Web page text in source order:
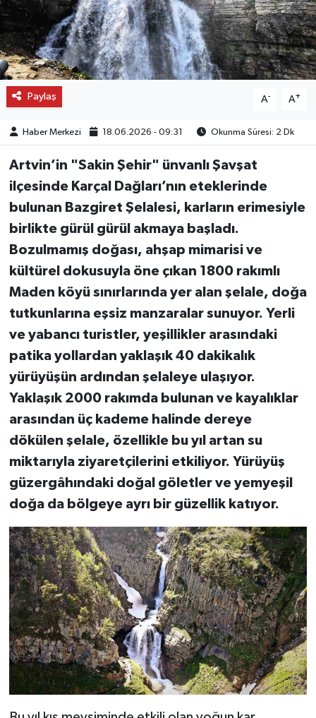
Paylaş A- A+
Haber Merkezi 18.06.2026 - 09:31 Okunma Süresi: 2 Dk
Artvin’in "Sakin Şehir" ünvanlı Şavşat
ilçesinde Karçal Dağları’nın eteklerinde
bulunan Bazgiret Şelalesi, karların erimesiyle
birlikte gürül gürül akmaya başladı.
Bozulmamış doğası, ahşap mimarisi ve
kültürel dokusuyla öne çıkan 1800 rakımlı
Maden köyü sınırlarında yer alan şelale, doğa
tutkunlarına eşsiz manzaralar sunuyor. Yerli
ve yabancı turistler, yeşillikler arasındaki
patika yollardan yaklaşık 40 dakikalık
yürüyüşün ardından şelaleye ulaşıyor.
Yaklaşık 2000 rakımda bulunan ve kayalıklar
arasından üç kademe halinde dereye
dökülen şelale, özellikle bu yıl artan su
miktarıyla ziyaretçilerini etkiliyor. Yürüyüş
güzergâhındaki doğal göletler ve yemyeşil
doğa da bölgeye ayrı bir güzellik katıyor.